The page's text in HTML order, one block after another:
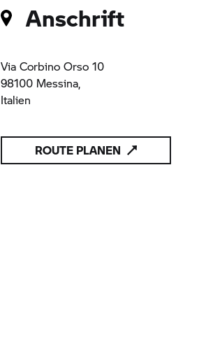
Anschrift
Via Corbino Orso 10
98100 Messina,
Italien
ROUTE PLANEN